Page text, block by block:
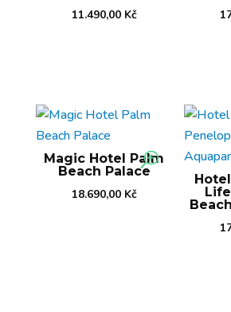
11.490,00 Kč
Magic Hotel Palm
Beach Palace
18.690,00 Kč